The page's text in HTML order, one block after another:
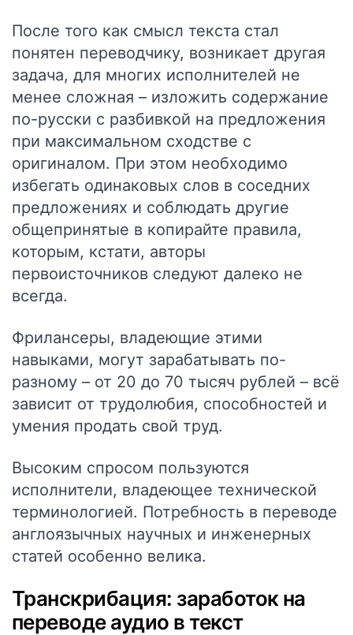
После того как смысл текста стал
понятен переводчику, возникает другая
задача, для многих исполнителей не
менее сложная – изложить содержание
по-русски с разбивкой на предложения
при максимальном сходстве с
оригиналом. При этом необходимо
избегать одинаковых слов в соседних
предложениях и соблюдать другие
общепринятые в копирайте правила,
которым, кстати, авторы
первоисточников следуют далеко не
всегда.
Фрилансеры, владеющие этими
навыками, могут зарабатывать по-
разному – от 20 до 70 тысяч рублей – всё
зависит от трудолюбия, способностей и
умения продать свой труд.
Высоким спросом пользуются
исполнители, владеющее технической
терминологией. Потребность в переводе
англоязычных научных и инженерных
статей особенно велика.
Транскрибация: заработок на
переводе аудио в текст